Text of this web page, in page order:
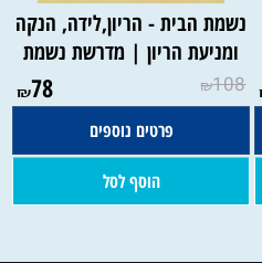
נשמת הבית - הריון,לידה, הנקה
ומניעת הריון | מדרשת נשמת
₪108
₪78
פרטים נוספים
הוסף לסל